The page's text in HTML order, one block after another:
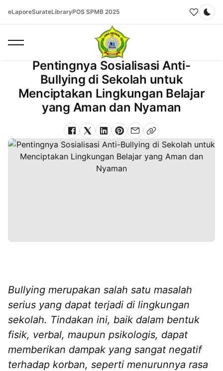
eLaporeSurateLibraryPOS SPMB 2025
Home
Blog
Lingkungan Belajar yang Aman dan Nyaman
Pentingnya Sosialisasi Anti-
Bullying di Sekolah untuk
Menciptakan Lingkungan Belajar
yang Aman dan Nyaman
Bullying merupakan salah satu masalah
serius yang dapat terjadi di lingkungan
sekolah. Tindakan ini, baik dalam bentuk
fisik, verbal, maupun psikologis, dapat
memberikan dampak yang sangat negatif
terhadap korban, seperti menurunnya rasa